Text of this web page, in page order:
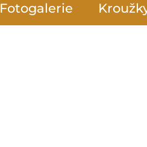
Fotogalerie